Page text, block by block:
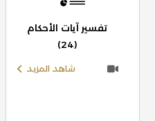
تفسير آيات الأحكام
(24)
شاهد المزيد